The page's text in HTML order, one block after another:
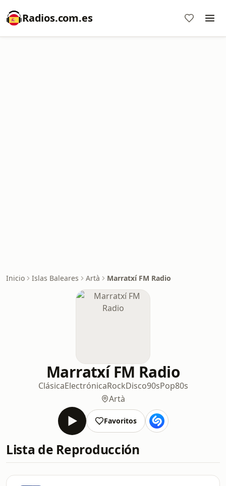
Radios.com.es
Inicio Islas Baleares Artà Marratxí FM Radio
Marratxí FM Radio
ClásicaElectrónicaRockDisco90sPop80s
Artà
Favoritos
Lista de Reproducción